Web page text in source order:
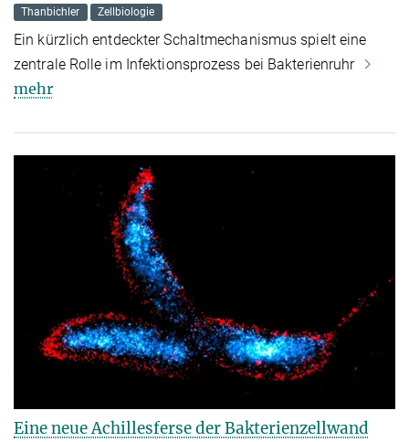
Thanbichler
Zellbiologie
Ein kürzlich entdeckter Schaltmechanismus spielt eine
zentrale Rolle im Infektionsprozess bei Bakterienruhr
mehr
Eine neue Achillesferse der Bakterienzellwand